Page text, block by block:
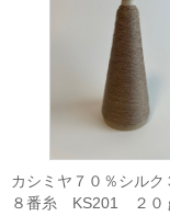
カシミヤ７０％シルク
８番糸 KS201 ２０